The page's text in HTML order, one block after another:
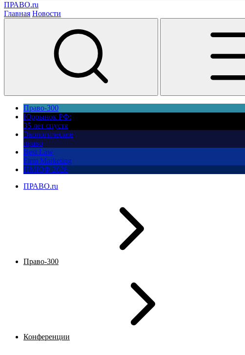
ПРАВО.ru
Главная Новости
Право-300
Юррынок РФ:
35 лет спустя
Экологическое
право
Best Law
Firm Marketing
ПМЮФ 2026
ПРАВО.ru
Право-300
Конференции